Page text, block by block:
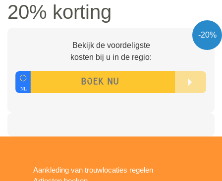
20% korting
-20%
Bekijk de voordeligste
kosten bij u in de regio:
Aankleding van trouwlocaties regelen